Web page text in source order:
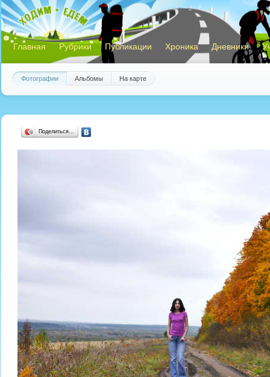
Главная Рубрики Публикации Хроника Дневники
Фотографии Альбомы На карте
Поделиться…